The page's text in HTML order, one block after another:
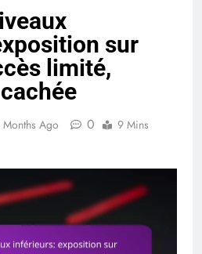
sur
limité,
Ago 0
9 Mins